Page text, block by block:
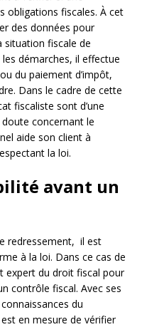
obligations fiscales. À cet
des données pour
situation fiscale de
démarches, il effectue
du paiement d’impôt,
Dans le cadre de cette
fiscaliste sont d’une
concernant le
aide son client à
la loi.
avant un
redressement, il est
à la loi. Dans ce cas de
expert du droit fiscal pour
contrôle fiscal. Avec ses
du
en mesure de vérifier